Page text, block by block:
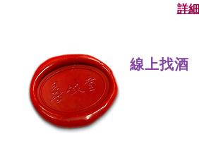
詳
線上找酒